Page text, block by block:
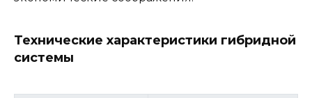
Технические характеристики гибридной
системы